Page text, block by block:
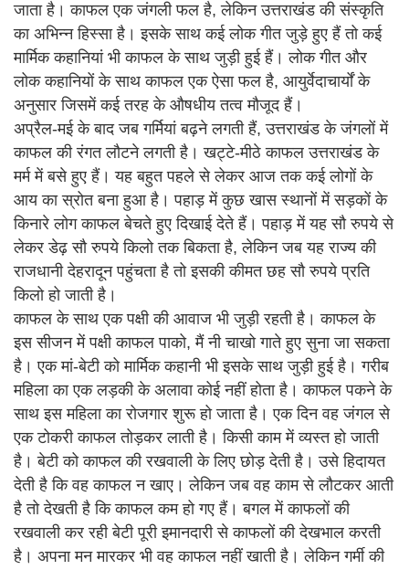
जाता है। काफल एक जंगली फल है, लेकिन उत्तराखंड की संस्कृति
का अभिन्न हिस्सा है। इसके साथ कई लोक गीत जुड़े हुए हैं तो कई
मार्मिक कहानियां भी काफल के साथ जुड़ी हुई हैं। लोक गीत और
लोक कहानियों के साथ काफल एक ऐसा फल है, आयुर्वेदाचार्यों के
अनुसार जिसमें कई तरह के औषधीय तत्व मौजूद हैं।
अप्रैल-मई के बाद जब गर्मियां बढ़ने लगती हैं, उत्तराखंड के जंगलों में
काफल की रंगत लौटने लगती है। खट्टे-मीठे काफल उत्तराखंड के
मर्म में बसे हुए हैं। यह बहुत पहले से लेकर आज तक कई लोगों के
आय का स्रोत बना हुआ है। पहाड़ में कुछ खास स्थानों में सड़कों के
किनारे लोग काफल बेचते हुए दिखाई देते हैं। पहाड़ में यह सौ रुपये से
लेकर डेढ़ सौ रुपये किलो तक बिकता है, लेकिन जब यह राज्य की
राजधानी देहरादून पहुंचता है तो इसकी कीमत छह सौ रुपये प्रति
किलो हो जाती है।
काफल के साथ एक पक्षी की आवाज भी जुड़ी रहती है। काफल के
इस सीजन में पक्षी काफल पाको, मैं नी चाखो गाते हुए सुना जा सकता
है। एक मां-बेटी को मार्मिक कहानी भी इसके साथ जुड़ी हुई है। गरीब
महिला का एक लड़की के अलावा कोई नहीं होता है। काफल पकने के
साथ इस महिला का रोजगार शुरू हो जाता है। एक दिन वह जंगल से
एक टोकरी काफल तोड़कर लाती है। किसी काम में व्यस्त हो जाती
है। बेटी को काफल की रखवाली के लिए छोड़ देती है। उसे हिदायत
देती है कि वह काफल न खाए। लेकिन जब वह काम से लौटकर आती
है तो देखती है कि काफल कम हो गए हैं। बगल में काफलों की
रखवाली कर रही बेटी पूरी इमानदारी से काफलों की देखभाल करती
है। अपना मन मारकर भी वह काफल नहीं खाती है। लेकिन गर्मी की